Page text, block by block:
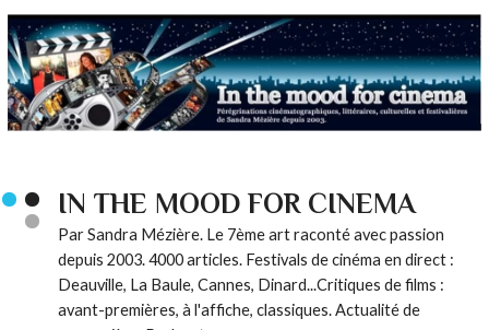
IN THE MOOD FOR CINEMA
Par Sandra Mézière. Le 7ème art raconté avec passion
depuis 2003. 4000 articles. Festivals de cinéma en direct :
Deauville, La Baule, Cannes, Dinard...Critiques de films :
avant-premières, à l'affiche, classiques. Actualité de